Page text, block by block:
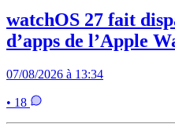
watchOS 27 fait
d’apps de l’Apple
07/08/2026 à 13:34
• 18